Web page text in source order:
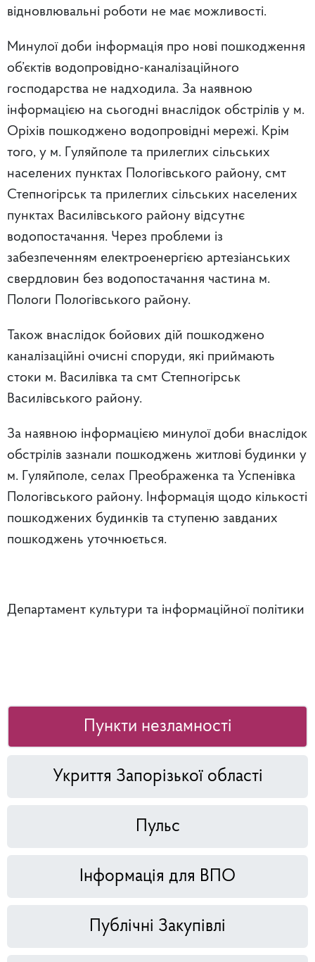
відновлювальні роботи не має можливості.
Минулої доби інформація про нові пошкодження
об’єктів водопровідно-каналізаційного
господарства не надходила. За наявною
інформацією на сьогодні внаслідок обстрілів у м.
Оріхів пошкоджено водопровідні мережі. Крім
того, у м. Гуляйполе та прилеглих сільських
населених пунктах Пологівського району, смт
Степногірськ та прилеглих сільських населених
пунктах Василівського району відсутнє
водопостачання. Через проблеми із
забезпеченням електроенергією артезіанських
свердловин без водопостачання частина м.
Пологи Пологівського району.
Також внаслідок бойових дій пошкоджено
каналізаційні очисні споруди, які приймають
стоки м. Василівка та смт Степногірськ
Василівського району.
За наявною інформацією минулої доби внаслідок
обстрілів зазнали пошкоджень житлові будинки у
м. Гуляйполе, селах Преображенка та Успенівка
Пологівського району. Інформація щодо кількості
пошкоджених будинків та ступеню завданих
пошкоджень уточнюється.
Департамент культури та інформаційної політики
Пункти незламності
Укриття Запорізької області
Пульс
Інформація для ВПО
Публічні Закупівлі